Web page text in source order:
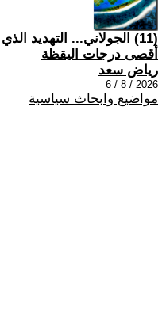
(11) الجولاني... التهديد
أقصى درجات اليقظة
رياض سعد
2026 / 8 / 6
مواضيع وابحاث سياسية